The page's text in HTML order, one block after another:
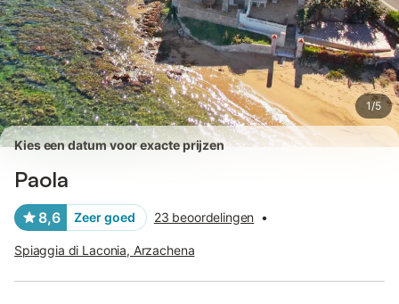
1/5
Kies een datum voor exacte prijzen
Paola
8,6 Zeer goed 23 beoordelingen •
Spiaggia di Laconia, Arzachena